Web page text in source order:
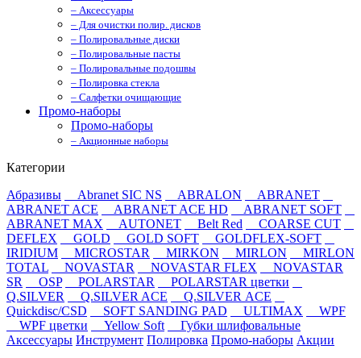
– Аксессуары
– Для очистки полир. дисков
– Полировальные диски
– Полировальные пасты
– Полировальные подошвы
– Полировка стекла
– Салфетки очищающие
Промо-наборы
Промо-наборы
– Акционные наборы
Категории
Абразивы
Abranet SIC NS ABRALON
ABRANET
ABRANET ACE
ABRANET ACE HD
ABRANET SOFT
ABRANET MAX
AUTONET Belt Red
COARSE CUT
DEFLEX
GOLD GOLD SOFT
GOLDFLEX-SOFT
IRIDIUM
MICROSTAR MIRKON MIRLON
MIRLON
TOTAL
NOVASTAR NOVASTAR FLEX
NOVASTAR
SR
OSP POLARSTAR
POLARSTAR цветки
Q.SILVER
Q.SILVER ACE
Q.SILVER ACE
Quickdisc/CSD
SOFT SANDING PAD ULTIMAX
WPF
WPF цветки
Yellow Soft
Губки шлифовальные
Аксессуары Инструмент Полировка Промо-наборы Акции